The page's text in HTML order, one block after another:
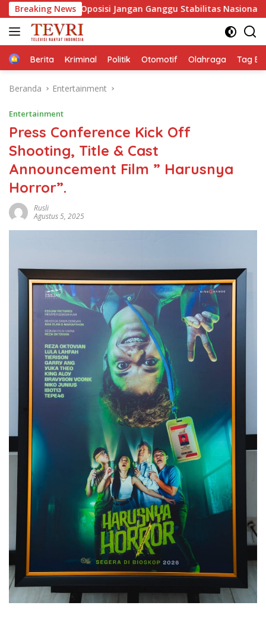
Langsung
ke
konten
Breaking News
Oposisi Jangan Ganggu Stabilitas Nasional dan Program
HomeBerita Kriminal Politik Otomotif Olahraga Tag
Beranda Entertainment
Entertainment
Press Conference Kick Off
Shooting, Title & Cast
Announcement Film ” Harusnya
Horror”.
Rusli
Agustus 5, 2025